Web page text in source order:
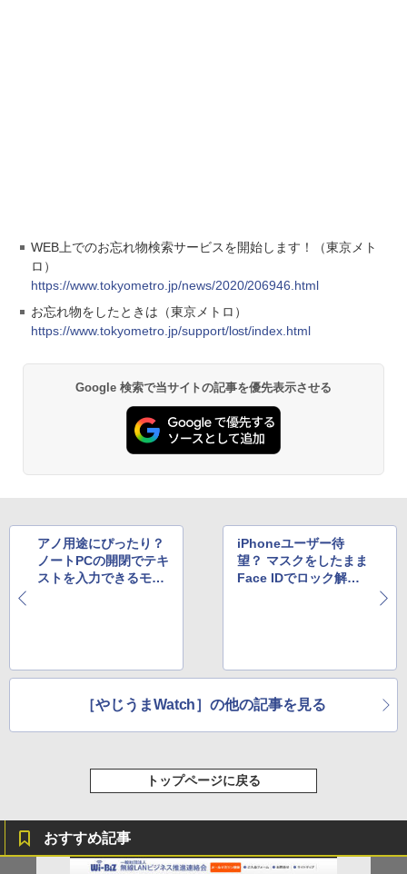
WEB上でのお忘れ物検索サービスを開始します！（東京メト
ロ）
https://www.tokyometro.jp/news/2020/206946.html
お忘れ物をしたときは（東京メトロ）
https://www.tokyometro.jp/support/lost/index.html
Google 検索で当サイトの記事を優先表示させる
アノ用途にぴったり？
ノートPCの開閉でテキ
ストを入力できるモー
iPhoneユーザー待
望？ マスクをしたまま
Face IDでロック解除
［やじうまWatch］の他の記事を見る
トップページに戻る
おすすめ記事